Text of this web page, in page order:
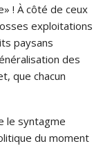
! À côté de ceux
exploitations
paysans
des
que chacun
le syntagme
du moment